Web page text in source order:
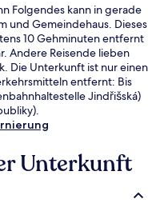
Folgendes kann in gerade
und Gemeindehaus. Dieses
10 Gehminuten entfernt
Andere Reisende lieben
Die Unterkunft ist nur einen
entfernt: Bis
Jindřišská)
Unterkunft